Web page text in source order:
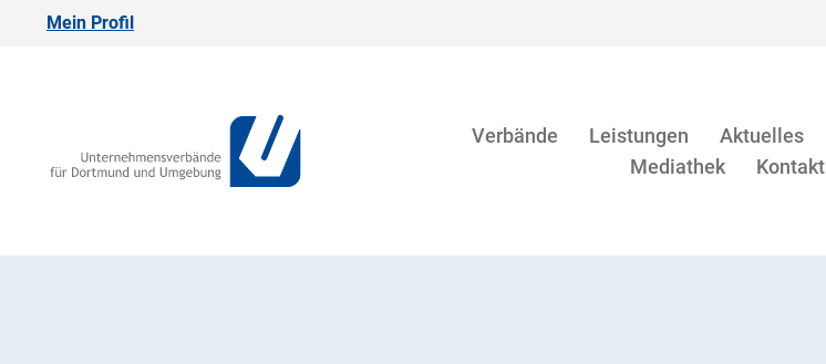
Mein Profil
Verbände Leistungen Aktuelles
Mediathek
Kontakt